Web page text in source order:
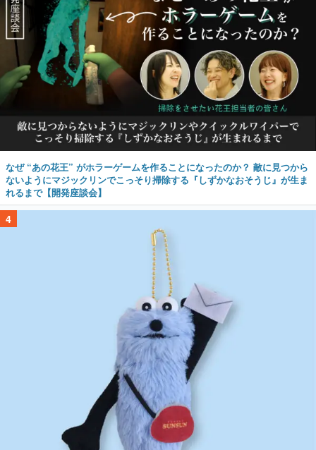
なぜ “あの花王” がホラーゲームを作ることになったのか？ 敵に見つから
ないようにマジックリンでこっそり掃除する『しずかなおそうじ』が生ま
れるまで【開発座談会】
4